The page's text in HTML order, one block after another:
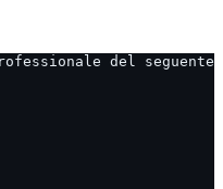
del seguente